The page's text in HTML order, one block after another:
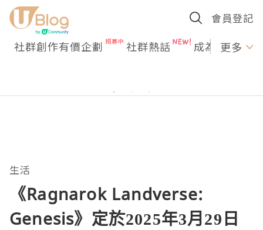
會員登記
社群創作有價企劃 社群熱話 成為U更多
生活
《Ragnarok Landverse:
Genesis》定於2025年3月29日